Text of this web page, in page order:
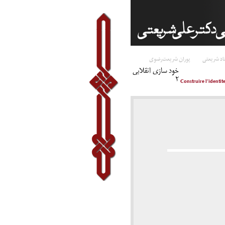
شریعتی پوران شریعت‌رضوی
خود سازی انقلابی
۲